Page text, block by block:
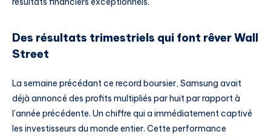
Des résultats trimestriels qui font rêver Wall
Street
La semaine précédant ce record boursier, Samsung avait
déjà annoncé des profits multipliés par huit par rapport à
l’année précédente. Un chiffre qui a immédiatement captivé
les investisseurs du monde entier. Cette performance